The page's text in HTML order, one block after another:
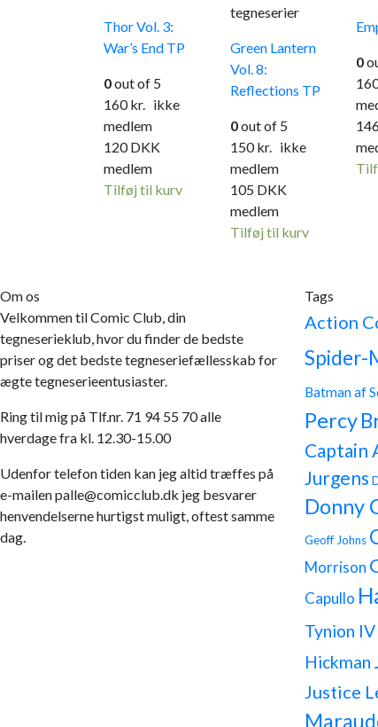
Thor Vol. 3:
War’s End TP
0out of 5
160kr. ikke
medlem
120DKK
medlem
Tilføj til kurv
tegneserier
Green Lantern
Vol. 8:
Reflections TP
0out of 5
150kr.ikke
medlem
105 DKK
medlem
Tilføj til kurv
0
Om os
Velkommen til Comic Club, din
tegneserieklub, hvor du finder de bedste
priser og det bedste tegneseriefællesskab for
ægte tegneserieentusiaster.
Ring til mig på Tlf.nr. 71 94 55 70 alle
hverdage fra kl. 12.30-15.00
Udenfor telefon tiden kan jeg altid træffes på
e-mailen palle@comicclub.dk jeg besvarer
henvendelserne hurtigst muligt, oftest samme
dag.
Tags
Action
Spider-
Batman af
Percy
Captain
Jurgens
Donny
Geoff Johns
Morrison
Capullo
Tynion IV
Hickman
Justice